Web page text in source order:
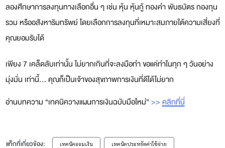
ลองศึกษาการลงทุนทางเลือกอื่น ๆ เช่น หุ้น หุ้นกู้ ทองคำ พันธบัตร กองทุน
รวม หรืออสังหาริมทรัพย์ โดยเลือกการลงทุนที่เหมาะสมภายใต้ความเสี่ยงที่
คุณยอมรับได้
เพียง 7 เคล็ดลับเท่านั้น ไม่ยากเกินที่จะลงมือทำ ขอแค่ทำในทุก ๆ วันอย่าง
มุ่งมั่น เท่านี้... คุณก็เป็นเจ้าของสุขภาพการเงินที่ดีได้ไม่ยาก
อ่านบทความ “เทคนิควางแผนการเงินฉบับมือใหม่”>> คลิกที่นี่
แท็กที่เกี่ยวข้อง: เทคนิคออมเงิน เทคนิคประหยัดค่าใช้จ่าย